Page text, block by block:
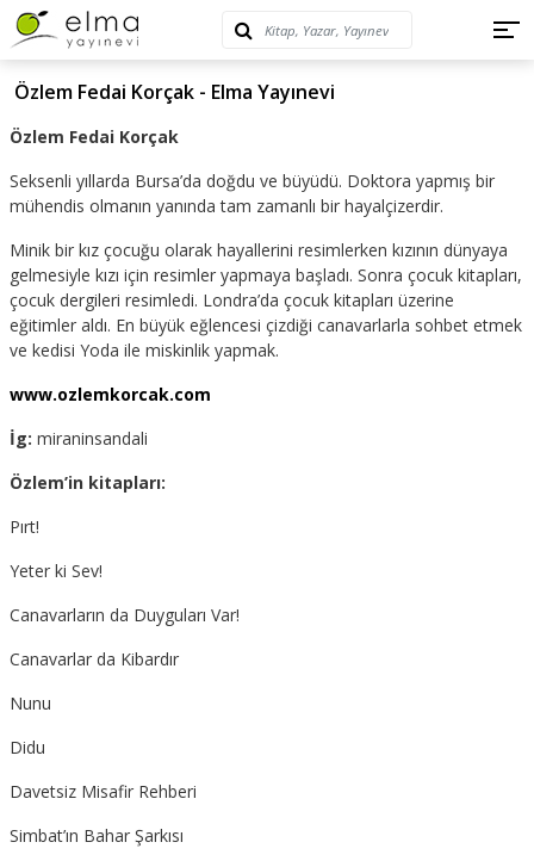
Özlem Fedai Korçak - Elma Yayınevi
Özlem Fedai Korçak
Seksenli yıllarda Bursa’da doğdu ve büyüdü. Doktora yapmış bir
mühendis olmanın yanında tam zamanlı bir hayalçizerdir.
Minik bir kız çocuğu olarak hayallerini resimlerken kızının dünyaya
gelmesiyle kızı için resimler yapmaya başladı. Sonra çocuk kitapları,
çocuk dergileri resimledi. Londra’da çocuk kitapları üzerine
eğitimler aldı. En büyük eğlencesi çizdiği canavarlarla sohbet etmek
ve kedisi Yoda ile miskinlik yapmak.
www.ozlemkorcak.com
İg: miraninsandali
Özlem’in kitapları:
Pırt!
Yeter ki Sev!
Canavarların da Duyguları Var!
Canavarlar da Kibardır
Nunu
Didu
Davetsiz Misafir Rehberi
Simbat’ın Bahar Şarkısı